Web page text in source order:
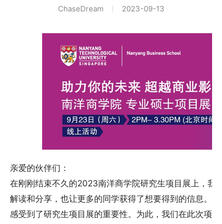
ChaseDream 2023-09-13
亲爱的伙伴们：
在刚刚结束不久的2023南洋商学院研究生项目展上，我
解读和分享，也让更多的同学获得了想要得到的信息。
感受到了研究生项目展的重要性。为此，我们在此次项